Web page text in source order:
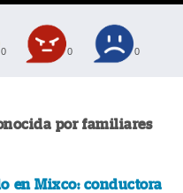
0 0 0
por familiares
en Mixco: conductora